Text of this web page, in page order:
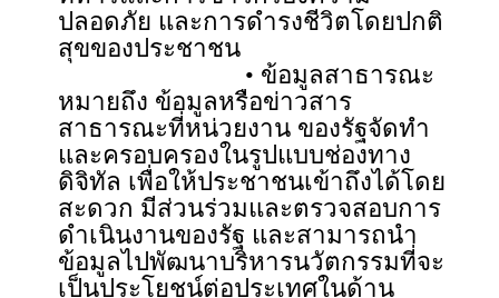
ปลอดภัย และการดำรงชีวิตโดยปกติ
สุขของประชาชน
• ข้อมูลสาธารณะ
หมายถึง ข้อมูลหรือข่าวสาร
สาธารณะที่หน่วยงาน ของรัฐจัดทำ
และครอบครองในรูปแบบช่องทาง
ดิจิทัล เพื่อให้ประชาชนเข้าถึงได้โดย
สะดวก มีส่วนร่วมและตรวจสอบการ
ดำเนินงานของรัฐ และสามารถนำ
ข้อมูลไปพัฒนาบริหารนวัตกรรมที่จะ
เป็นประโยชน์ต่อประเทศในด้าน